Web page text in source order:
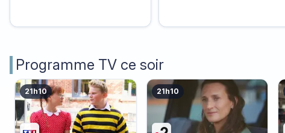
Programme TV ce soir
21h10 21h10